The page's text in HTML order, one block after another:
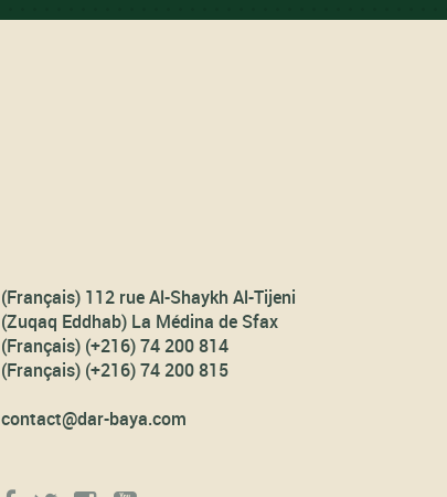
(Français) 112 rue Al-Shaykh Al-Tijeni
(Zuqaq Eddhab) La Médina de Sfax
(Français) (+216) 74 200 814
(Français) (+216) 74 200 815
contact@dar-baya.com